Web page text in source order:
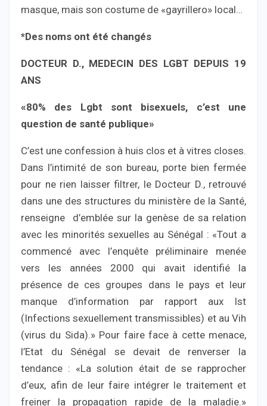
masque, mais son costume de «gayrillero» local…
*Des noms ont été changés
DOCTEUR D., MEDECIN DES LGBT DEPUIS 19
ANS
«80% des Lgbt sont bisexuels, c’est une
question de santé publique»
C’est une confession à huis clos et à vitres closes.
Dans l’intimité de son bureau, porte bien fermée
pour ne rien laisser filtrer, le Docteur D., retrouvé
dans une des structures du ministère de la Santé,
renseigne d’emblée sur la genèse de sa relation
avec les minorités sexuelles au Sénégal : «Tout a
commencé avec l’enquête préliminaire menée
vers les années 2000 qui avait identifié la
présence de ces groupes dans le pays et leur
manque d’information par rapport aux Ist
(Infections sexuellement transmissibles) et au Vih
(virus du Sida).» Pour faire face à cette menace,
l’Etat du Sénégal se devait de renverser la
tendance : «La solution était de se rapprocher
d’eux, afin de leur faire intégrer le traitement et
freiner la propagation rapide de la maladie.»